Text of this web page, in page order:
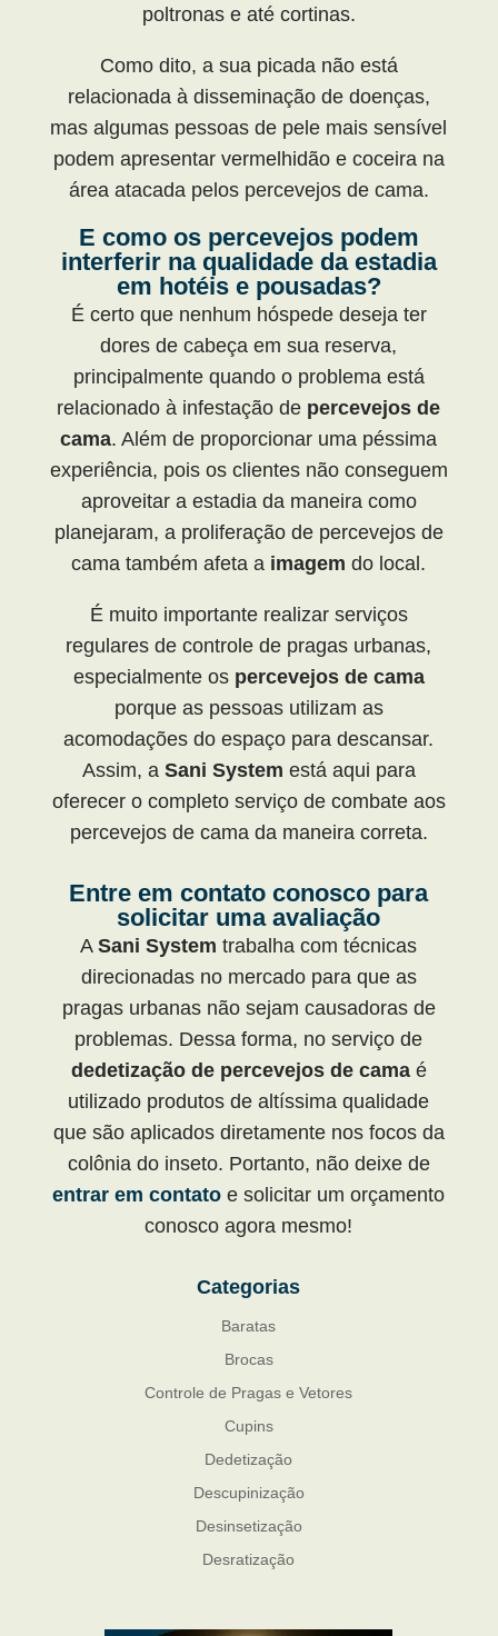
poltronas e até cortinas.
Como dito, a sua picada não está
relacionada à disseminação de doenças,
mas algumas pessoas de pele mais sensível
podem apresentar vermelhidão e coceira na
área atacada pelos percevejos de cama.
E como os percevejos podem
interferir na qualidade da estadia
em hotéis e pousadas?
É certo que nenhum hóspede deseja ter
dores de cabeça em sua reserva,
principalmente quando o problema está
relacionado à infestação de percevejos de
cama. Além de proporcionar uma péssima
experiência, pois os clientes não conseguem
aproveitar a estadia da maneira como
planejaram, a proliferação de percevejos de
cama também afeta a imagemdo local.
É muito importante realizar serviços
regulares de controle de pragas urbanas,
especialmente os percevejos de cama
porque as pessoas utilizam as
acomodações do espaço para descansar.
Assim, a Sani System está aqui para
oferecer o completo serviço de combate aos
percevejos de cama da maneira correta.
Entre em contato conosco para
solicitar uma avaliação
ASani Systemtrabalha com técnicas
direcionadas no mercado para que as
pragas urbanas não sejam causadoras de
problemas. Dessa forma, no serviço de
dedetização de percevejos de cama é
utilizado produtos de altíssima qualidade
que são aplicados diretamente nos focos da
colônia do inseto. Portanto, não deixe de
entrar em contatoe solicitar um orçamento
conosco agora mesmo!
Categorias
Baratas
Brocas
Controle de Pragas e Vetores
Cupins
Dedetização
Descupinização
Desinsetização
Desratização
Mosquito Mist